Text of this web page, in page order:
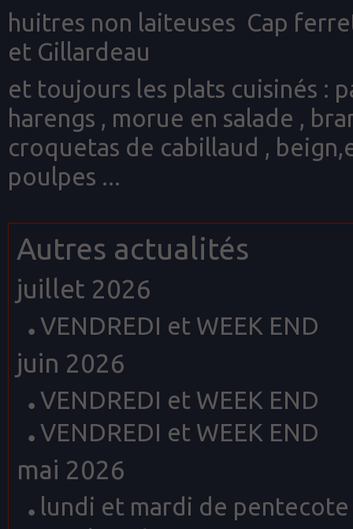
huitres non laiteuses Cap
et Gillardeau
et toujours les plats cuisinés :
harengs , morue en salade ,
croquetas de cabillaud ,
poulpes ...
Autres actualités
juillet 2026
VENDREDI et WEEK END
juin 2026
VENDREDI et WEEK END
VENDREDI et WEEK END
mai 2026
lundi et mardi de